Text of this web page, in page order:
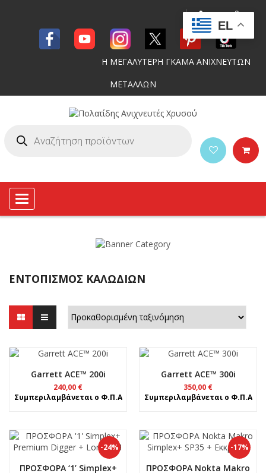
Η ΜΕΓΑΛΥΤΕΡΗ ΓΚΑΜΑ ΑΝΙΧΝΕΥΤΩΝ
ΜΕΤΑΛΛΩΝ
Toggle
navigation
ΕΝΤΟΠΙΣΜΌΣ ΚΑΛΩΔΊΩΝ
Garrett ACE™ 200i
240,00 €
Συμπεριλαμβάνεται ο Φ.Π.Α
Garrett ACE™ 300i
350,00 €
Συμπεριλαμβάνεται ο Φ.Π.Α
-24%
ΠΡΟΣΦΟΡΑ ‘1’ Simplex+
-17%
ΠΡΟΣΦΟΡΑ Nokta Makro
EL